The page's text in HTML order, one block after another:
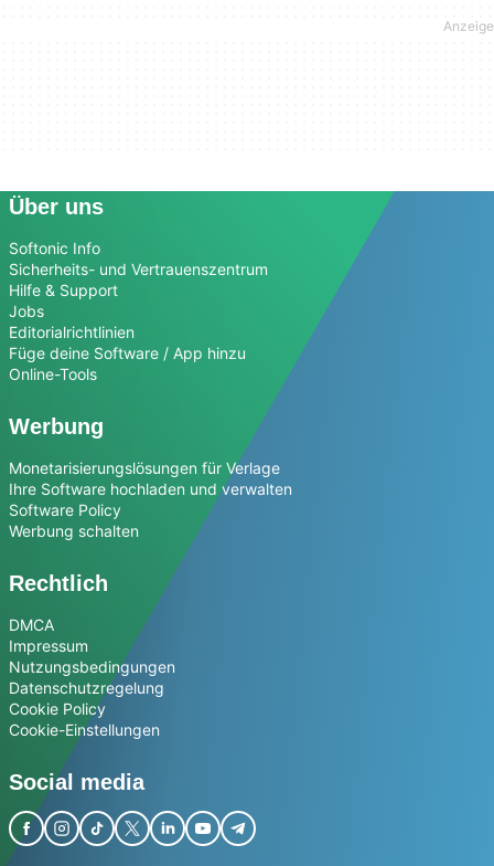
Über uns
Softonic Info
Sicherheits- und Vertrauenszentrum
Hilfe & Support
Jobs
Editorialrichtlinien
Füge deine Software / App hinzu
Online-Tools
Werbung
Monetarisierungslösungen für Verlage
Ihre Software hochladen und verwalten
Software Policy
Werbung schalten
Rechtlich
DMCA
Impressum
Nutzungsbedingungen
Datenschutzregelung
Cookie Policy
Cookie-Einstellungen
Social media